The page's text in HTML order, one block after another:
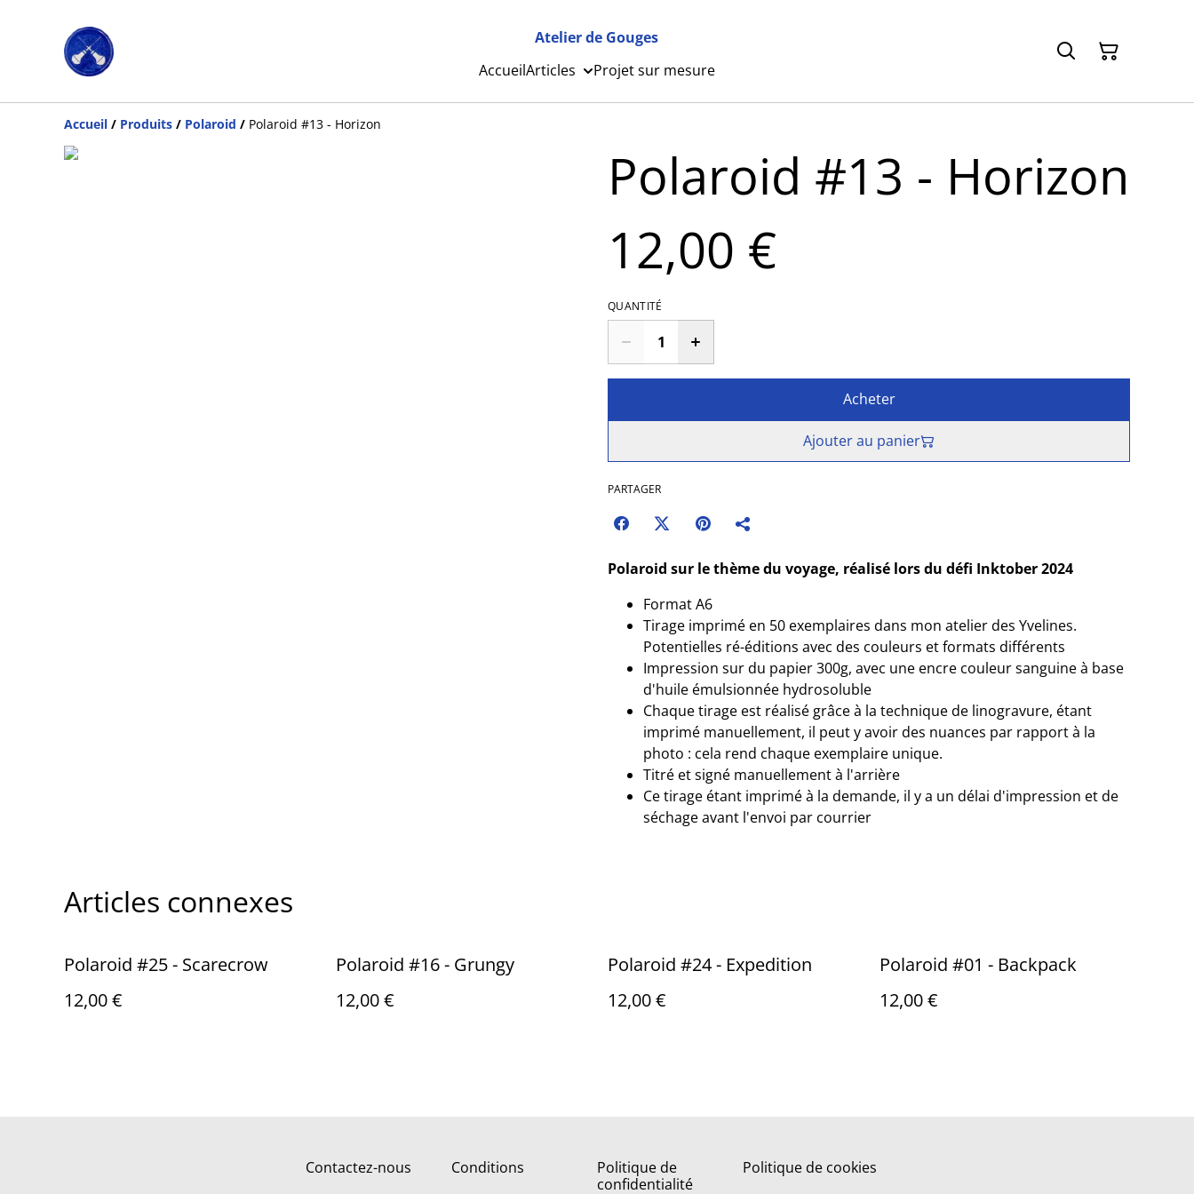
Atelier de Gouges
AccueilArticles Projet sur mesure
Accueil / Produits / Polaroid / Polaroid #13 - Horizon
Polaroid #13 - Horizon
12,00 €
QUANTITÉ
Acheter
Ajouter au panier
PARTAGER
Polaroid sur le thème du voyage, réalisé lors du défi Inktober 2024
Format A6
Tirage imprimé en 50 exemplaires dans mon atelier des Yvelines.
Potentielles ré-éditions avec des couleurs et formats différents
Impression sur du papier 300g, avec une encre couleur sanguine à base
d'huile émulsionnée hydrosoluble
Chaque tirage est réalisé grâce à la technique de linogravure, étant
imprimé manuellement, il peut y avoir des nuances par rapport à la
photo : cela rend chaque exemplaire unique.
Titré et signé manuellement à l'arrière
Ce tirage étant imprimé à la demande, il y a un délai d'impression et de
séchage avant l'envoi par courrier
Articles connexes
Polaroid #25 - Scarecrow
12,00 €
Polaroid #16 - Grungy
12,00 €
Polaroid #24 - Expedition
12,00 €
Polaroid #01 - Backpack
12,00 €
Contactez-nous Conditions
Politique de
confidentialité
Politique de cookies